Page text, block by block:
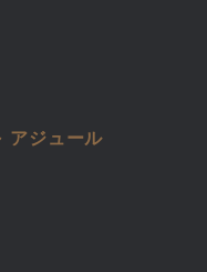
アジュール